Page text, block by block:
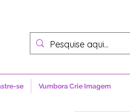
se Vumbora Crie Imagem